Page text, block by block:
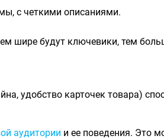
с четкими описаниями.
шире будут ключевики, тем
удобство карточек товара)
аудитории и ее поведения. Это